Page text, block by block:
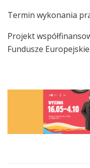
Termin wykonania
Projekt
Fundusze